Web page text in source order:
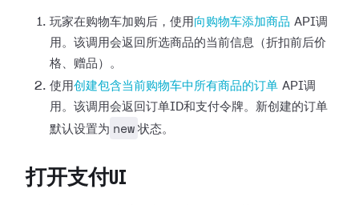
玩家在购物车加购后，使用 向购物车添加商品 API调
用。该调用会返回所选商品的当前信息（折扣前后价
格、赠品）。
使用创建包含当前购物车中所有商品的订单 API调
用。该调用会返回订单ID和支付令牌。新创建的订单
默认设置为 new 状态。
打开支付UI